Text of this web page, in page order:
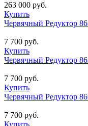
263 000 руб.
Купить
Червячный Редуктор
7 700 руб.
Купить
Червячный Редуктор
7 700 руб.
Купить
Червячный Редуктор
7 700 руб.